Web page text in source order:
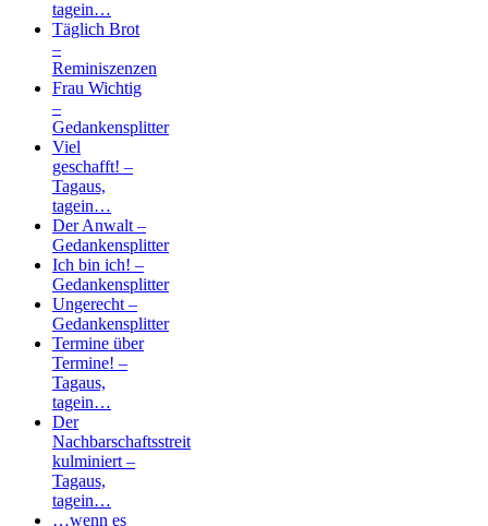
tagein…
Täglich Brot
–
Reminiszenzen
Frau Wichtig
–
Gedankensplitter
Viel
geschafft! –
Tagaus,
tagein…
Der Anwalt –
Gedankensplitter
Ich bin ich! –
Gedankensplitter
Ungerecht –
Gedankensplitter
Termine über
Termine! –
Tagaus,
tagein…
Der
Nachbarschaftsstreit
kulminiert –
Tagaus,
tagein…
…wenn es